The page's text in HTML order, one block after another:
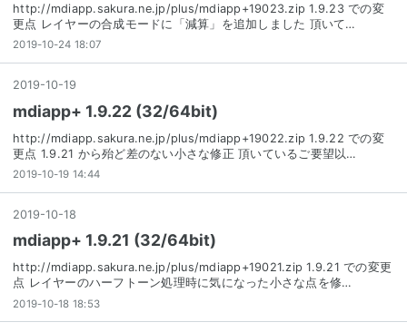
http://mdiapp.sakura.ne.jp/plus/mdiapp+19023.zip 1.9.23 での変
更点 レイヤーの合成モードに「減算」を追加しました 頂いて…
2019-10-24 18:07
2019-10-19
mdiapp+ 1.9.22 (32/64bit)
http://mdiapp.sakura.ne.jp/plus/mdiapp+19022.zip 1.9.22 での変
更点 1.9.21 から殆ど差のない小さな修正 頂いているご要望以…
2019-10-19 14:44
2019-10-18
mdiapp+ 1.9.21 (32/64bit)
http://mdiapp.sakura.ne.jp/plus/mdiapp+19021.zip 1.9.21 での変更
点 レイヤーのハーフトーン処理時に気になった小さな点を修…
2019-10-18 18:53